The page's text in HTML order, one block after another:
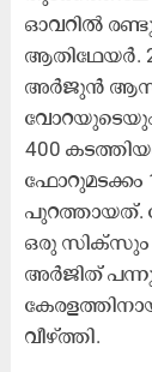
ഓവറിൽ രണ്ടു
ആതിഥേയർ.
അർജുൻ
400
പുറത്തായത്.
ഒരു സിക്സും
അർജിത്
വീഴ്ത്തി.